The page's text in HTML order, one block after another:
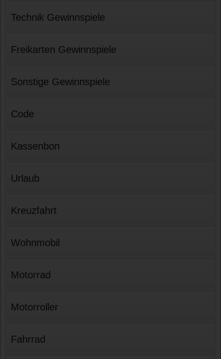
Technik Gewinnspiele
Freikarten Gewinnspiele
Sonstige Gewinnspiele
Code
Kassenbon
Urlaub
Kreuzfahrt
Wohnmobil
Motorrad
Motorroller
Fahrrad